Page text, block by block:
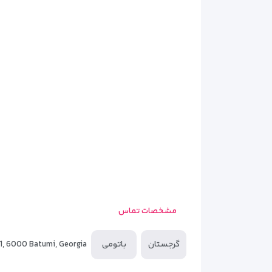
آنچه در این مقاله میخوانید...
مشخصات تماس
گرجستان باتومی 6000 Batumi, Georgia